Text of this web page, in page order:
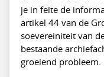
je in feite de
artikel 44 van de
soevereiniteit van
bestaande
groeiend probleem.